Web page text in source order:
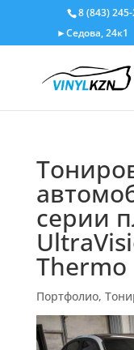
8 (843)
►Седова, 24к1
серии
Thermo
Портфолио,